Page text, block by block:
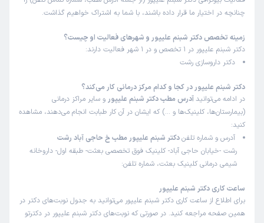
چنانچه در اختیار ما قرار داده باشند، با شما به اشتراک خواهیم گذاشت.
زمینه تخصص دکتر شبنم علیپور و شهرهای فعالیت او چیست؟
دکتر شبنم علیپور در 1 تخصص و در 1 شهر فعالیت دارند:
دکتر داروسازی رشت
دکتر شبنم علیپور در کجا و کدام مرکز درمانی کار می‌کند؟
در ادامه می‌توانید آدرس مطب دکتر شبنم علیپور و سایر مراکز درمانی
(بیمارستان‌ها، کلینیک‌ها و …) که ایشان در آن کار طبابت انجام می‌دهند، مشاهده
کنید:
آدرس و شماره تلفندکتر شبنم علیپور مطب خ حاجی آباد رشت
رشت -خیابان حاجی آباد- کلینیک فوق تخصصی بعثت- طبقه اول- داروخانه
شیمی درمانی کلینیک بعثت، شماره تلفن:
ساعت کاری دکتر شبنم علیپور
برای اطلاع از ساعت کاری دکتر شبنم علیپور می‌توانید به جدول نوبت‌های دکتر در
همین صفحه مراجعه کنید. در صورتی که نوبت‌های دکتر شبنم علیپور در دکترتو